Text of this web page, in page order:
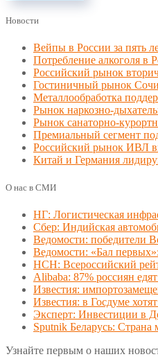
Новости
Вейпы в России за пять
Потребление алкоголя в
Российский рынок
Гостиничный рынок Сочи
Металлообработка
Рынок наркозно-
Рынок санаторно-
Премиальный сегмент
Российский рынок ИВЛ
Китай и Германия
О нас в СМИ
НГ: Логистическая
Сбер: Индийская
Ведомости: победители
Ведомости: «Бал
НСН: Всероссийский
Alibaba: 87% россиян
Известия:
Известия: в Госдуме
Эксперт: Инвестиции в
Sputnik Беларусь:
Узнайте первым о наших